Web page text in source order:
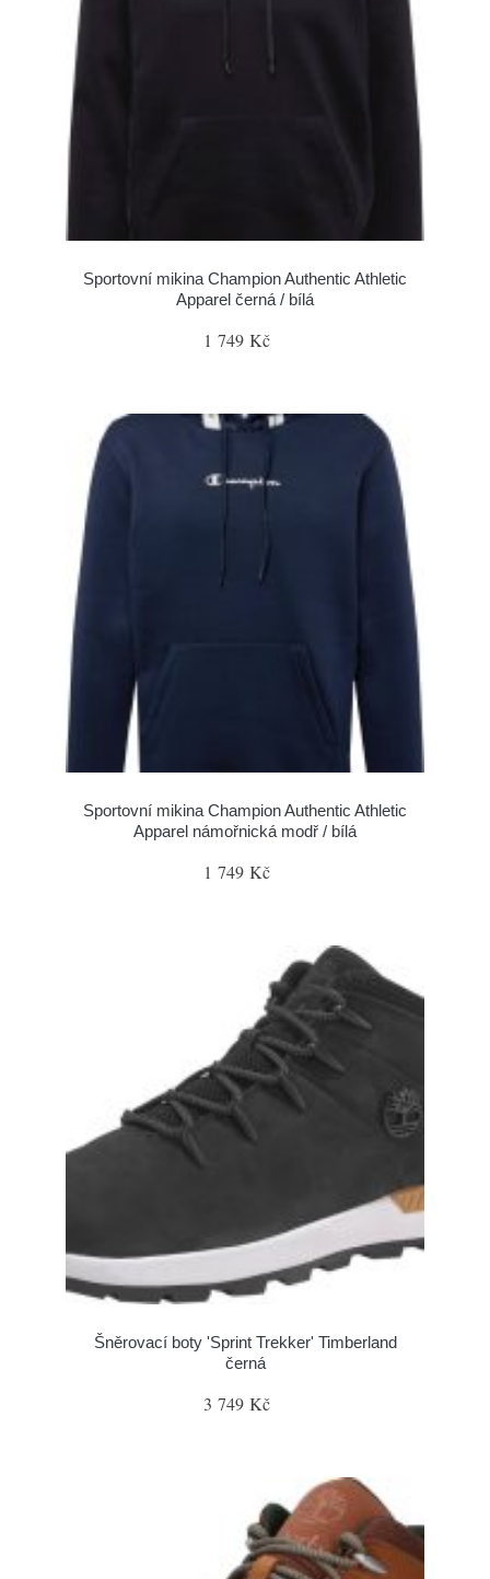
Sportovní mikina Champion Authentic Athletic
Apparel černá / bílá
1 749 Kč
Sportovní mikina Champion Authentic Athletic
Apparel námořnická modř / bílá
1 749 Kč
Šněrovací boty 'Sprint Trekker' Timberland
černá
3 749 Kč